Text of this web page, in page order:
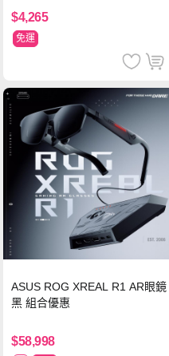
$4,265
免運
ASUS ROG XREAL R1 AR眼鏡
黑 組合優惠
$58,998